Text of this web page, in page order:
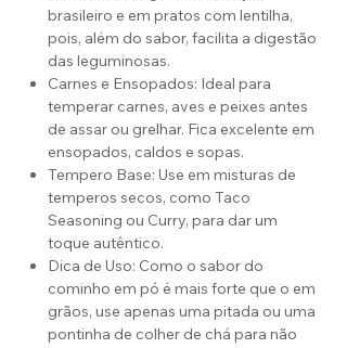
brasileiro e em pratos com lentilha,
pois, além do sabor, facilita a digestão
das leguminosas.
Carnes e Ensopados: Ideal para
temperar carnes, aves e peixes antes
de assar ou grelhar. Fica excelente em
ensopados, caldos e sopas.
Tempero Base: Use em misturas de
temperos secos, como Taco
Seasoning ou Curry, para dar um
toque autêntico.
Dica de Uso: Como o sabor do
cominho em pó é mais forte que o em
grãos, use apenas uma pitada ou uma
pontinha de colher de chá para não